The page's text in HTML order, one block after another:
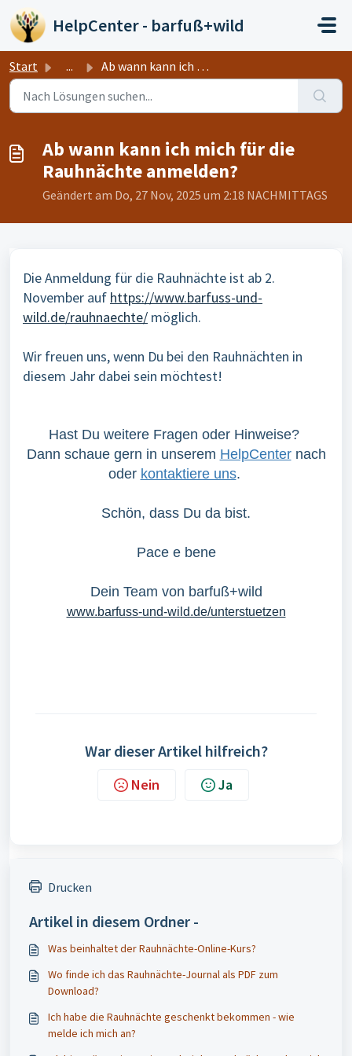
Zum hauptsächlichen Inhalt gehen
HelpCenter - barfuß+wild
Start ... Ab wann kann ich mich für die Rauhnächte anmelden?
Ab wann kann ich mich für die
Rauhnächte anmelden?
Geändert am Do, 27 Nov, 2025 um 2:18 NACHMITTAGS
Die Anmeldung für die Rauhnächte ist ab 2.
November auf https://www.barfuss-und-
wild.de/rauhnaechte/ möglich.
Wir freuen uns, wenn Du bei den Rauhnächten in
diesem Jahr dabei sein möchtest!
Hast Du weitere Fragen oder Hinweise?
Dann schaue gern in unserem HelpCenternach
oder kontaktiere uns.
Schön, dass Du da bist.
Pace e bene
Dein Team von barfuß+wild
www.barfuss-und-wild.de/unterstuetzen
War dieser Artikel hilfreich?
Nein Ja
Drucken
Artikel in diesem Ordner -
Was beinhaltet der Rauhnächte-Online-Kurs?
Wo finde ich das Rauhnächte-Journal als PDF zum
Download?
Ich habe die Rauhnächte geschenkt bekommen - wie
melde ich mich an?